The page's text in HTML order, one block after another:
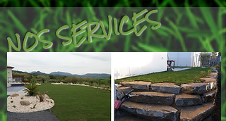
NOS SERVICES